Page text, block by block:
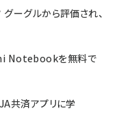
ーグルから評価され、
Notebookを無料で
共済アプリに学